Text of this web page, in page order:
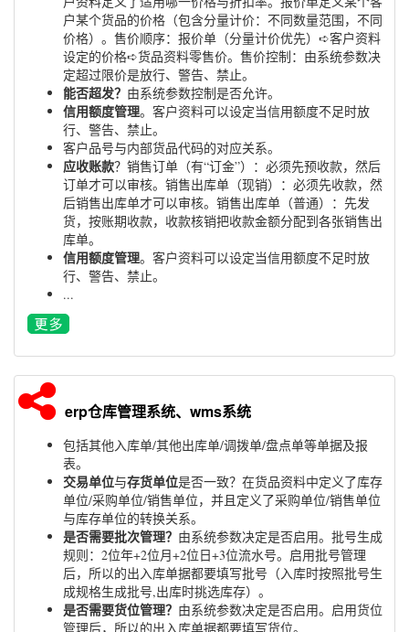
户某个货品的价格（包含分量计价：不同数量范围，不同
价格）。售价顺序：报价单（分量计价优先）➪客户资料
设定的价格➪货品资料零售价。售价控制：由系统参数决
定超过限价是放行、警告、禁止。
能否超发？ 由系统参数控制是否允许。
信用额度管理。客户资料可以设定当信用额度不足时放
行、警告、禁止。
客户品号与内部货品代码的对应关系。
应收账款？销售订单（有“订金”）：必须先预收款，然后
订单才可以审核。销售出库单（现销）：必须先收款，然
后销售出库单才可以审核。销售出库单（普通）：先发
货，按账期收款，收款核销把收款金额分配到各张销售出
库单。
信用额度管理。客户资料可以设定当信用额度不足时放
行、警告、禁止。
...
erp仓库管理系统、wms系统
包括其他入库单/其他出库单/调拨单/盘点单等单据及报
表。
交易单位与存货单位是否一致？在货品资料中定义了库存
单位/采购单位/销售单位，并且定义了采购单位/销售单位
与库存单位的转换关系。
是否需要批次管理？ 由系统参数决定是否启用。批号生成
规则：2位年+2位月+2位日+3位流水号。启用批号管理
后，所以的出入库单据都要填写批号（入库时按照批号生
成规格生成批号,出库时挑选库存）。
是否需要货位管理？ 由系统参数决定是否启用。启用货位
管理后，所以的出入库单据都要填写货位。